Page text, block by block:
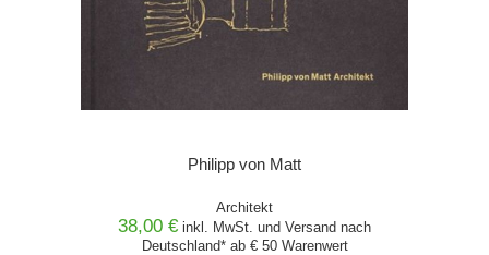
Philipp von Matt
Architekt
38,00 € inkl. MwSt. und Versand nach
Deutschland* ab € 50 Warenwert